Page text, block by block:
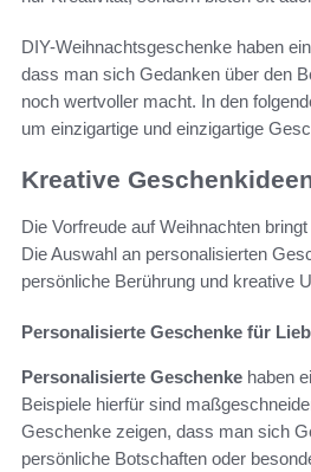
DIY-Weihnachtsgeschenke haben
dass man sich Gedanken über den
noch wertvoller macht. In den
um einzigartige und einzigartige
Kreative
Die Vorfreude auf Weihnachten
Die Auswahl an personalisierten
persönliche Berührung und kreative
Personalisierte Geschenke für
Personalisierte Geschenke haben
Beispiele hierfür sind
Geschenke zeigen, dass man sich
persönliche Botschaften oder